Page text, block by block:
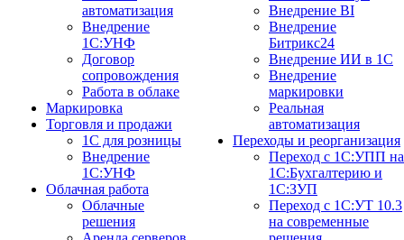
автоматизация
Внедрение
1С:УНФ
Договор
сопровождения
Работа в облаке
Маркировка
Торговля и продажи
1С для розницы
Внедрение
1С:УНФ
Облачная работа
Облачные
решения
Внедрение BI
Внедрение
Битрикс24
Внедрение ИИ в 1С
Внедрение
маркировки
Реальная
автоматизация
Переходы и реорганизация
Переход с 1С:УПП на
1С:Бухгалтерию и
1С:ЗУП
Переход с 1С:УТ 10.3
на современные